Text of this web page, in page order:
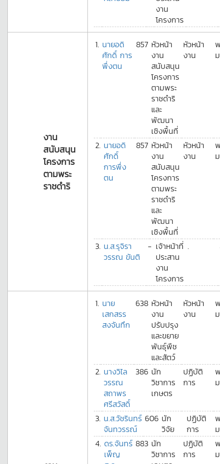
งาน
โครงการ
งาน
สนับสนุน
โครงการ
ตามพระ
ราชดำริ
1. นายอดิ
ศักดิ์ การ
พึ่งตน
857 หัวหน้า
งาน
สนับสนุน
โครงการ
ตามพระ
ราชดำริ
และ
พัฒนา
เชิงพื้นที่
หัวหน้า
งาน
2. นายอดิ
ศักดิ์
การพึ่ง
ตน
857 หัวหน้า
งาน
สนับสนุน
โครงการ
ตามพระ
ราชดำริ
และ
พัฒนา
เชิงพื้นที่
หัวหน้า
งาน
3. น.ส.รุจิรา
วรรณ ขันติ
- เจ้าหน้าที่
ประสาน
งาน
โครงการ
.
1. นาย
เสกสรร
สงจันทึก
638 หัวหน้า
งาน
ปรับปรุง
และขยาย
พันธุ์พืช
และสัตว์
หัวหน้า
งาน
2. นางวิไล
วรรณ
สถาพร
ศรีสวัสดิ์
386 นัก
วิชาการ
เกษตร
ปฏิบัติ
การ
3. น.ส.วัชรินทร์
จันทวรรณ์
606 นัก
วิจัย
ปฏิบัติ
การ
4. ดร.จันทร์
เพ็ญ
883 นัก
วิชาการ
ปฏิบัติ
การ